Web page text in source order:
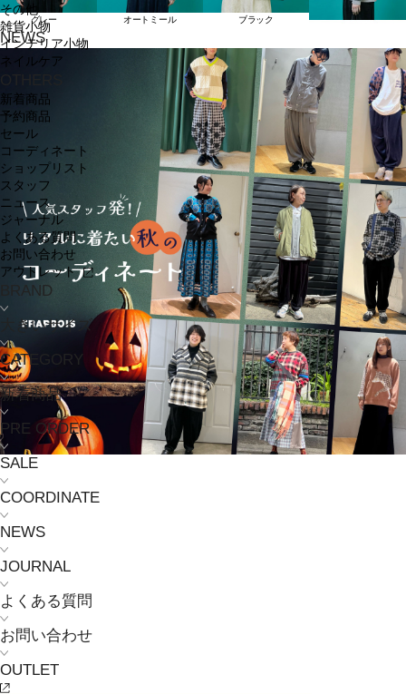
その他
雑貨小物
インテリア小物
ネイルケア
新着商品
予約商品
セール
コーディネート
ショップリスト
スタッフ
ニュース
ジャーナル
よくある質問
お問い合わせ
アウトレット
BRAND
大きいサイズ
CATEGORY
新着商品
PRE ORDER
SALE
COORDINATE
NEWS
JOURNAL
よくある質問
お問い合わせ
OUTLET
グレー オートミール ブラック
NEWS